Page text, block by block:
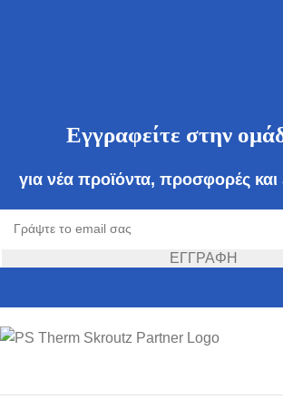
Εγγραφείτε στην
για νέα προϊόντα, προσφορές και